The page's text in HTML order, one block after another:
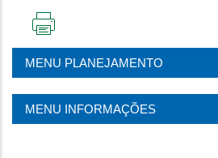
PÁGINA
MENU PLANEJAMENTO
MENU INFORMAÇÕES